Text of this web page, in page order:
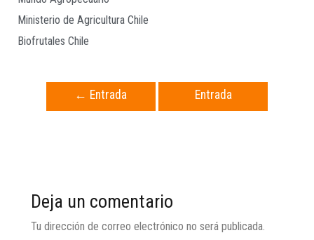
Ministerio de Agricultura Chile
Biofrutales Chile
← Entrada
Entrada
Deja un comentario
Tu dirección de correo electrónico no será publicada.